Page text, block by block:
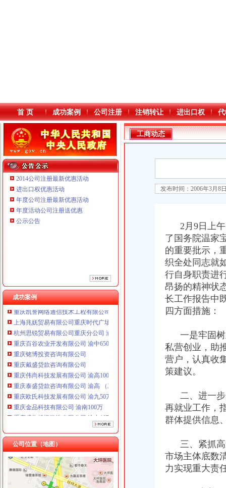
本站导航
首 页 成功案例 公司注册 注销转让 进出口权
2014公司注册最新优惠活动
进出口权优惠活动
年度公司注册最新优惠活动
年度活动公司注册送优惠
公示公告
成功案例
重庆金品科技有限公司 渝南100万 （进出口权）
重庆盛旗投资咨询有限公司 渝中10万 （工商注册）
重庆凯誉网络通信技术工程有限公司渝中分公司 （工商注册）
上海兆妩贸易有限公司重庆时代广场分公司 渝中 （工商注册）
杭州思锐贸易有限公司重庆分公司 渝中 （工商注册）
重庆百谷农业开发有限公司 渝中650万 （注册）
重庆铭博投资咨询有限公司
重庆戴盛贷款咨询有限公司
重庆伟尚科技发展有限公司 渝高100万 （工商注册）
重庆泰盛贷款咨询有限公司 渝高 （工商注册）
重庆欧氏科技发展有限公司 渝九50万 （进出口权）
重庆金品科技有限公司 渝南100万 （进出口权）
重庆盛旗投资咨询有限公司 渝中10万 （工商注册）
重庆凯誉网络通信技术工程有限公司渝中分公司 （工商注册）
上海兆妩贸易有限公司重庆时代广场分公司 渝中 （工商注册）
杭州思锐贸易有限公司重庆分公司 渝中 （工商注册）
重庆百谷农业开发有限公司 渝中650万 （注册）
公司位置（地图）
工商动态
发布时间：2006年3月8
2月9日上午
了国务院温家
的重要批示，
织全处同志就
行自身职责进
昂扬的精神状
长工作报告中
四方面措施：
一是牢固树
私营创业，助
营户，认真收
策建议。
二、进一步
再就业工作，
群体提供信息
三、紧抓高
市场主体底数
力实现重大责